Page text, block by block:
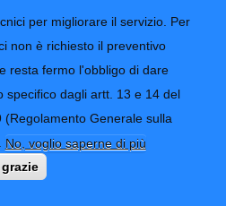
per migliorare il servizio. Per
non è richiesto il preventivo
resta fermo l'obbligo di dare
specifico dagli artt. 13 e 14 del
Generale sulla
No, voglio saperne di più
CONTATTI-URP
TRASPARENZA
sismico
dell'Istituto "I.T.I.S.